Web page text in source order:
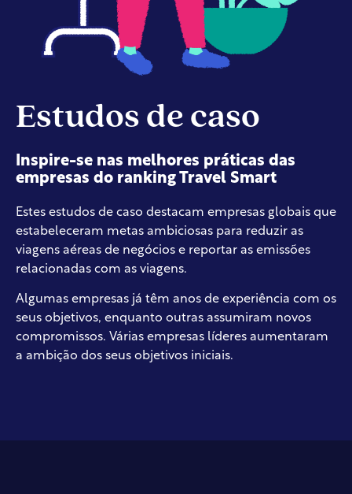
Estudos de caso
Inspire-se nas melhores práticas das
empresas do ranking Travel Smart
Estes estudos de caso destacam empresas globais que
estabeleceram metas ambiciosas para reduzir as
viagens aéreas de negócios e reportar as emissões
relacionadas com as viagens.
Algumas empresas já têm anos de experiência com os
seus objetivos, enquanto outras assumiram novos
compromissos. Várias empresas líderes aumentaram
a ambição dos seus objetivos iniciais.